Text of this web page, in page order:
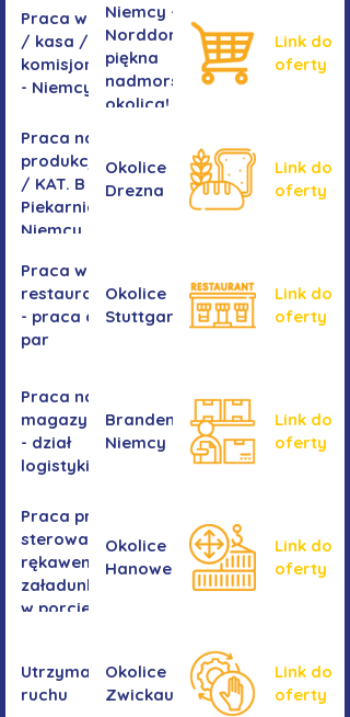
Praca w sklepie
/ kasa /
komisjonowanie
- Niemcy
Niemcy -
Norddorf -
piękna
nadmorska
okolica!
Link do
oferty
Praca na
produkcji
/ KAT. B -
Piekarnia
Niemcy
Okolice
Drezna
Link do
oferty
Praca w
restauracji
- praca dla
par
Okolice
Stuttgartu
Link do
oferty
Praca na
magazynie
- dział
logistyki
Brandenburgia,
Niemcy
Link do
oferty
Praca przy
sterowaniu
rękawem
załadunkowym
w porcie
Okolice
Hanower
Link do
oferty
Utrzymanie
ruchu
Okolice
Zwickau
Link do
oferty